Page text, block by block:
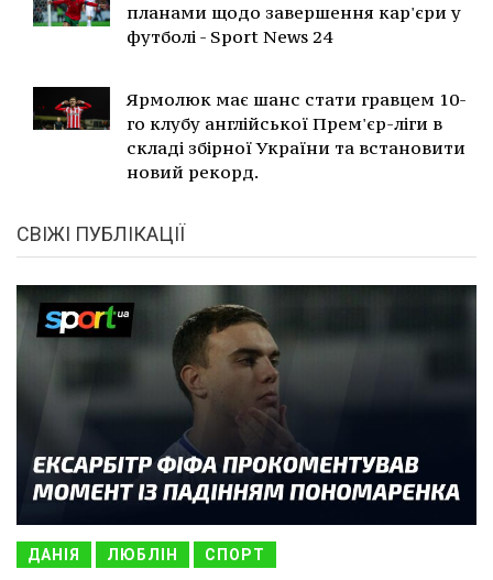
планами щодо завершення кар'єри у
футболі - Sport News 24
Ярмолюк має шанс стати гравцем 10-
го клубу англійської Прем'єр-ліги в
складі збірної України та встановити
новий рекорд.
СВІЖІ ПУБЛІКАЦІЇ
ДАНІЯ ЛЮБЛІН СПОРТ